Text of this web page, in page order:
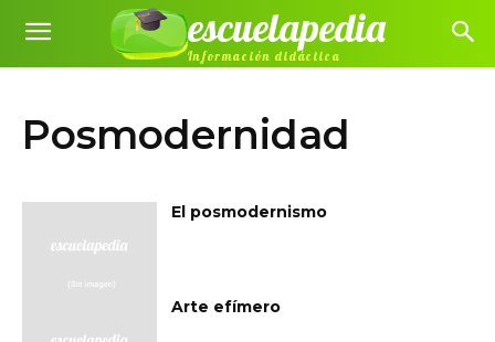
escuelapedia
Información didáctica
Posmodernidad
El posmodernismo
Arte efímero